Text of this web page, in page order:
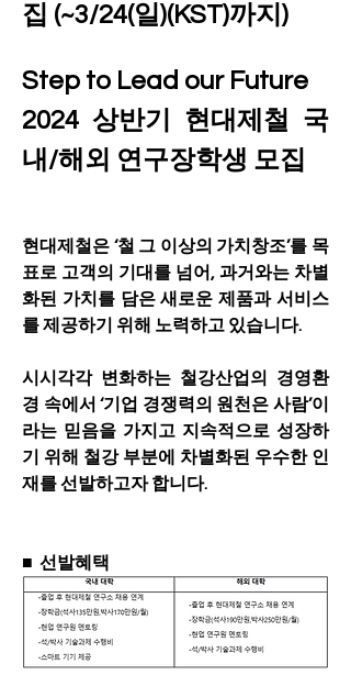
집 (~3/24(일)(KST)까지)
Step to Lead our Future
2024 상반기 현대제철 국
내/해외 연구장학생 모집
현대제철은 ‘철 그 이상의 가치창조’를 목
표로 고객의 기대를 넘어, 과거와는 차별
화된 가치를 담은 새로운 제품과 서비스
를 제공하기 위해 노력하고 있습니다.
시시각각 변화하는 철강산업의 경영환
경 속에서 ‘기업 경쟁력의 원천은 사람’이
라는 믿음을 가지고 지속적으로 성장하
기 위해 철강 부분에 차별화된 우수한 인
재를 선발하고자 합니다.
■  선발혜택